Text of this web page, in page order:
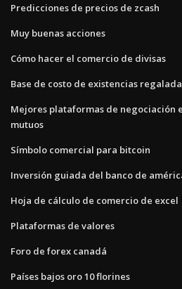
Predicciones de precios de zcash
Muy buenas acciones
Cómo hacer el comercio de divisas
Base de costo de existencias
Mejores plataformas de negociación
mutuos
Símbolo comercial para bitcoin
Inversión guiada del banco de
Hoja de cálculo de comercio de excel
Plataformas de valores
Foro de forex canadá
Países bajos oro 10 florines